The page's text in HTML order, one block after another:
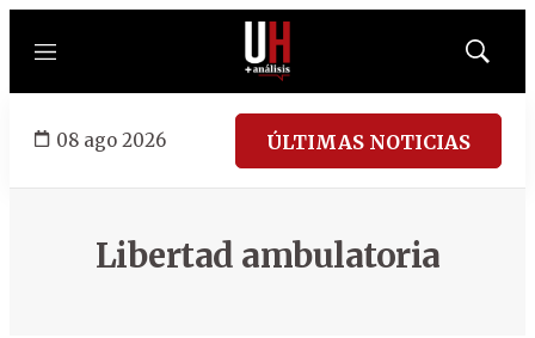
Menú
Mostrar
08 ago 2026 ÚLTIMAS NOTICIAS
Libertad ambulatoria